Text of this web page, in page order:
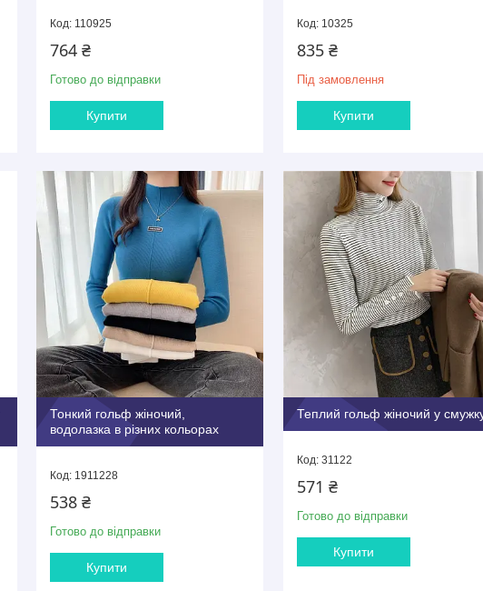
110925
764 ₴
Готово до відправки
Купити
10325
835 ₴
Під замовлення
Купити
Тонкий гольф жіночий,
водолазка в різних кольорах
1911228
538 ₴
Готово до відправки
Купити
Теплий гольф жіночий у
31122
571 ₴
Готово до відправки
Купити